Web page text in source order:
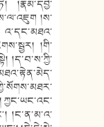
།རྣམ་དབྱེ་
།ས་
འ་དང་མཐའ་
།གི་
།ད་བ་ས་ཀྱི་
ཀྱང་ཡང་འང་
།ང་ན་མ་འ་